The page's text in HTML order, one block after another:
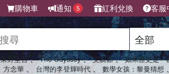
購物車 通知 5 紅利兌換 客服
東野圭吾 、 The Odyssey 、 父親節 、 如果歷史是一
方念華 、 台灣的李登輝時代 、 數學女孩：黎曼猜想 、